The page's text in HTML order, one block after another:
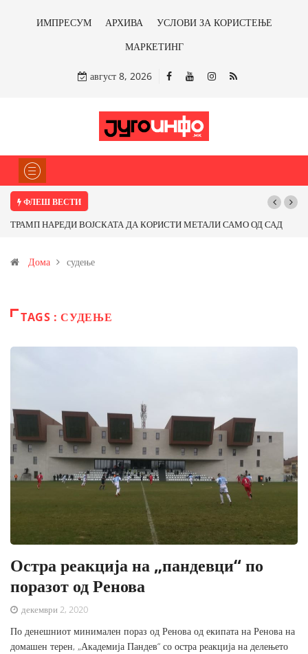
ИМПРЕСУМ АРХИВА
УСЛОВИ ЗА КОРИСТЕЊЕ
МАРКЕТИНГ
август 8, 2026
ФЛЕШ ВЕСТИ
ТРАМП НАРЕДИ ВОЈСКАТА ДА КОРИСТИ МЕТАЛИ САМО ОД САД
Иловица и со антимонот?
Дома судење
TAGS : СУДЕЊЕ
Остра реакција на „пандевци“ по
поразот од Ренова
декември 2, 2020
По денешниот минимален пораз од Ренова од екипата на Ренова на
домашен терен, „Академија Пандев“ со остра реакција на делењето